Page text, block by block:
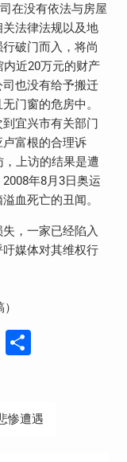
在没有依法与房屋
法律法规以及地
破门而入，将尚
近20万元的财产
也没有给予搬迁
门窗的危房中。
宜兴市有关部门
富根的合理诉
上访的结果是遭
年8月3日奥运
血死亡的丑闻。
，一家已经陷入
媒体对其维权行
分
惨遭遇